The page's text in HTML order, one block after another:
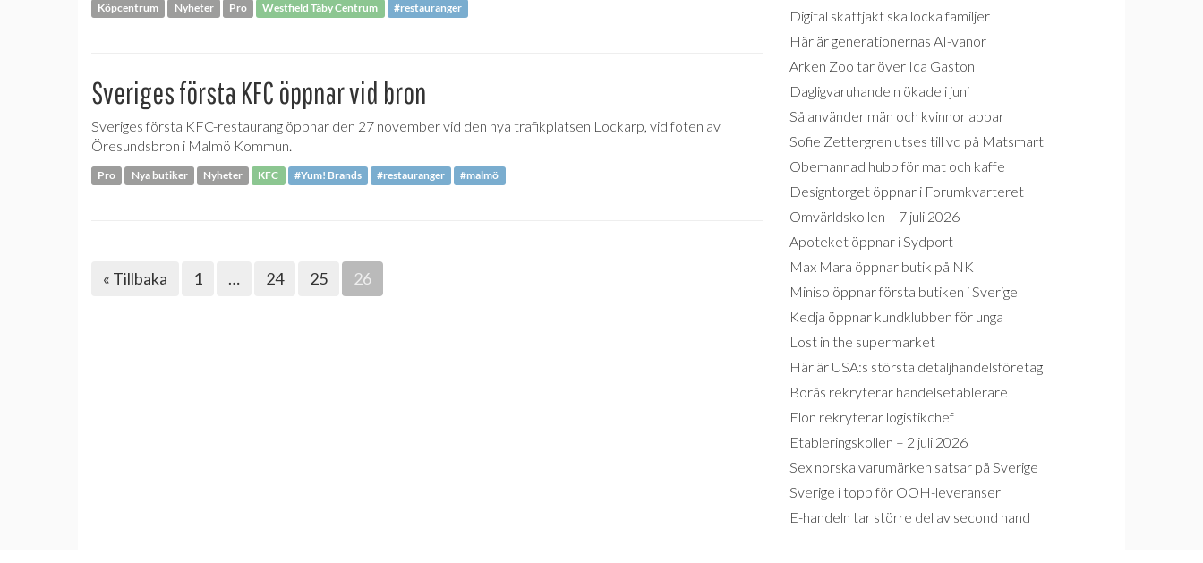
Köpcentrum Nyheter Pro Westfield Täby Centrum #restauranger
Sveriges första KFC öppnar vid bron
Sveriges första KFC-restaurang öppnar den 27 november vid den nya trafikplatsen Lockarp, vid foten av
Öresundsbron i Malmö Kommun.
Pro Nya butiker Nyheter KFC #Yum! Brands #restauranger #malmö
« Tillbaka 1 … 24 25 26
Digital skattjakt ska locka familjer
Här är generationernas AI-vanor
Arken Zoo tar över Ica Gaston
Dagligvaruhandeln ökade i juni
Så använder män och kvinnor appar
Sofie Zettergren utses till vd på Matsmart
Obemannad hubb för mat och kaffe
Designtorget öppnar i Forumkvarteret
Omvärldskollen – 7 juli 2026
Apoteket öppnar i Sydport
Max Mara öppnar butik på NK
Miniso öppnar första butiken i Sverige
Kedja öppnar kundklubben för unga
Lost in the supermarket
Här är USA:s största detaljhandelsföretag
Borås rekryterar handelsetablerare
Elon rekryterar logistikchef
Etableringskollen – 2 juli 2026
Sex norska varumärken satsar på Sverige
Sverige i topp för OOH-leveranser
E-handeln tar större del av second hand